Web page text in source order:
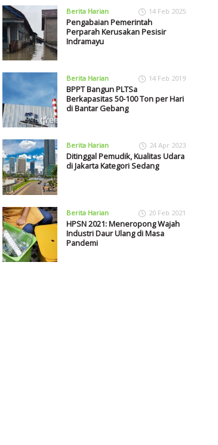
Berita Harian 14 Feb 2025
Pengabaian Pemerintah
Perparah Kerusakan Pesisir
Indramayu
Berita Harian 14 Feb 2019
BPPT Bangun PLTSa
Berkapasitas 50-100 Ton per Hari
di Bantar Gebang
Berita Harian 24 Apr 2023
Ditinggal Pemudik, Kualitas Udara
di Jakarta Kategori Sedang
Berita Harian 20 Feb 2021
HPSN 2021: Meneropong Wajah
Industri Daur Ulang di Masa
Pandemi